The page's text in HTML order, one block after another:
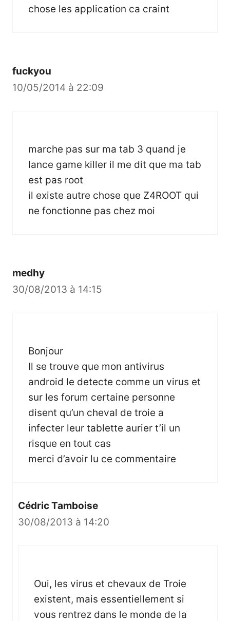
chose les application ca craint
fuckyou
10/05/2014 à 22:09
marche pas sur ma tab 3 quand je
lance game killer il me dit que ma tab
est pas root
il existe autre chose que Z4ROOT qui
ne fonctionne pas chez moi
medhy
30/08/2013 à 14:15
Bonjour
Il se trouve que mon antivirus
android le detecte comme un virus et
sur les forum certaine personne
disent qu’un cheval de troie a
infecter leur tablette aurier t’il un
risque en tout cas
merci d’avoir lu ce commentaire
Cédric Tamboise
30/08/2013 à 14:20
Oui, les virus et chevaux de Troie
existent, mais essentiellement si
vous rentrez dans le monde de la